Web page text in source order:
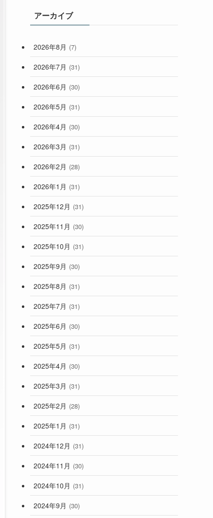
(33)
(248)
アーカイブ
2026年8月 (7)
2026年7月 (31)
2026年6月 (30)
2026年5月 (31)
2026年4月 (30)
2026年3月 (31)
2026年2月 (28)
2026年1月 (31)
2025年12月 (31)
2025年11月 (30)
2025年10月 (31)
2025年9月 (30)
2025年8月 (31)
2025年7月 (31)
2025年6月 (30)
2025年5月 (31)
2025年4月 (30)
2025年3月 (31)
2025年2月 (28)
2025年1月 (31)
2024年12月 (31)
2024年11月 (30)
2024年10月 (31)
2024年9月 (30)